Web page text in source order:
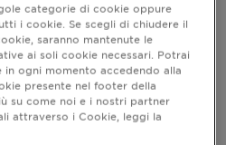
scegliere? Tra le più
senza ammoniaca, che si
e per il profumo.
nera senza ammoniaca.
categorie di cookie oppure
i cookie. Se scegli di chiudere il
saranno mantenute le
ai soli cookie necessari. Potrai
in ogni momento accedendo alla
presente nel footer della
su come noi e i nostri partner
attraverso i Cookie, leggi la